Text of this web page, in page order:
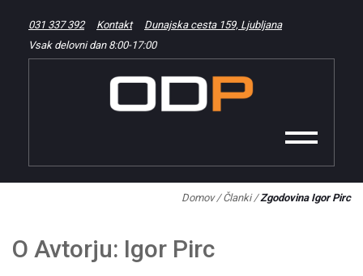
031 337 392 Kontakt
Dunajska cesta 159, Ljubljana
Vsak delovni dan 8:00-17:00
Domov/Članki/Zgodovina Igor Pirc
O Avtorju: Igor Pirc